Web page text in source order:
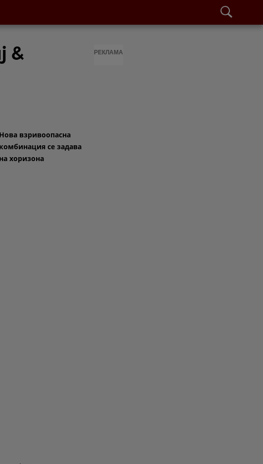
&
Нова взривоопасна
комбинация се задава
на хоризона
РЕКЛАМА